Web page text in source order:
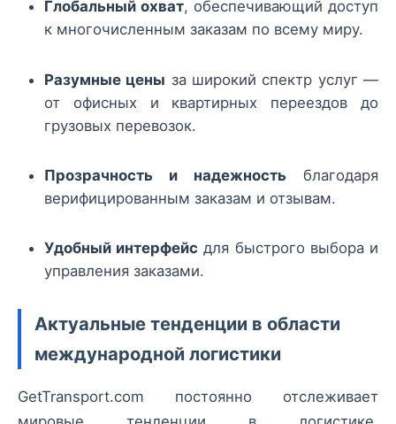
Глобальный охват, обеспечивающий доступ
к многочисленным заказам по всему миру.
Разумные цены за широкий спектр услуг —
от офисных и квартирных переездов до
грузовых перевозок.
Прозрачность и надежность благодаря
верифицированным заказам и отзывам.
Удобный интерфейс для быстрого выбора и
управления заказами.
Актуальные тенденции в области
международной логистики
GetTransport.com постоянно отслеживает